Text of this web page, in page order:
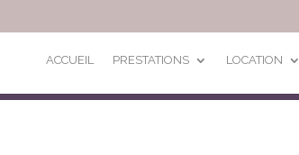
ACCUEIL PRESTATIONS LOCATION